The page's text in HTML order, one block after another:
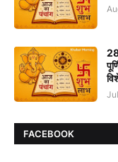
FACEBOOK